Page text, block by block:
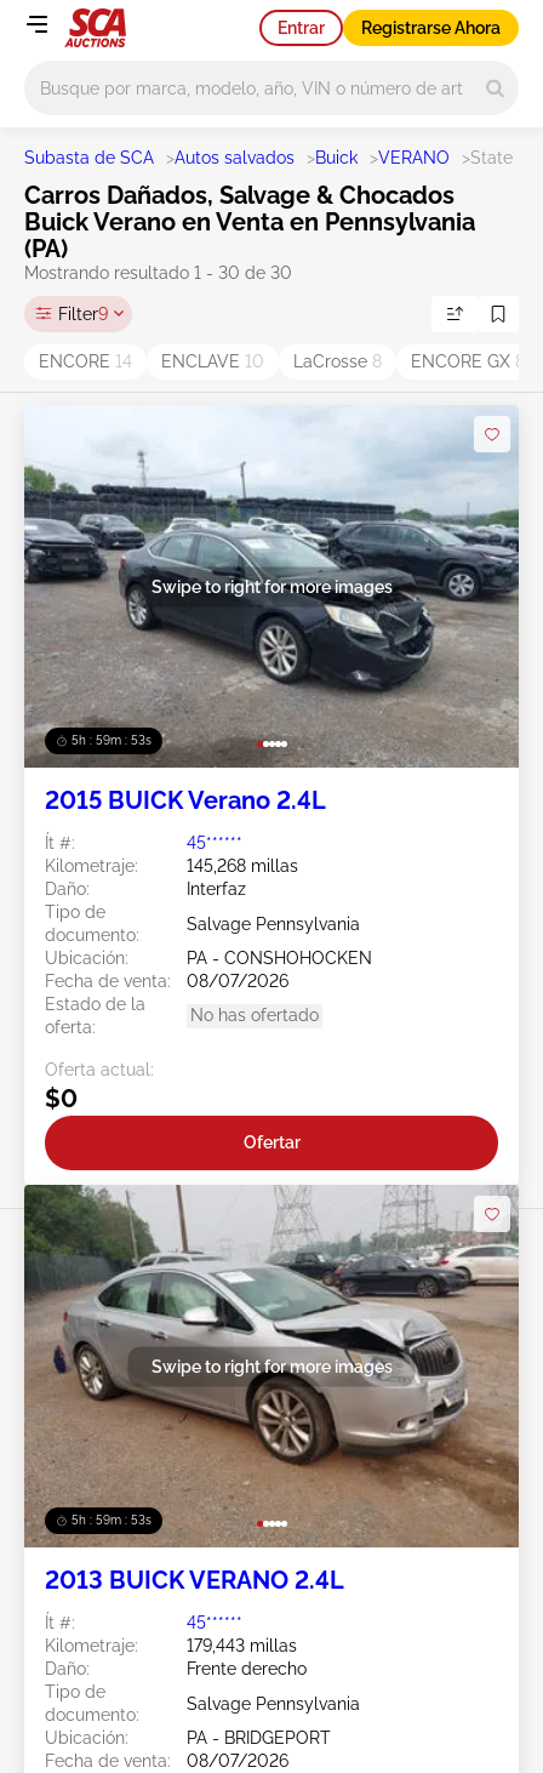
Entrar Registrarse Ahora
Subasta de SCA >Autos salvados >Buick >VERANO >State PA
Carros Dañados, Salvage & Chocados
Buick Verano en Venta en Pennsylvania
(PA)
Mostrando resultado 1 - 30 de 30
Filter9
ENCORE 14 ENCLAVE 10 LaCrosse 8 ENCORE GX 8
5h : 59m : 50s
Swipe to right for more images
2015 BUICK Verano 2.4L
Ít #:
45******
Kilometraje:
145,268 millas
Daño:
Interfaz
Tipo de
documento:
Salvage Pennsylvania
Ubicación:
PA - CONSHOHOCKEN
Fecha de venta:
08/07/2026
Estado de la
oferta:
No has ofertado
Oferta actual:
$0
Ofertar
5h : 59m : 50s
Swipe to right for more images
2013 BUICK VERANO 2.4L
Ít #:
45******
Kilometraje:
179,443 millas
Daño:
Frente derecho
Tipo de
documento:
Salvage Pennsylvania
Ubicación:
PA - BRIDGEPORT
Fecha de venta:
08/07/2026